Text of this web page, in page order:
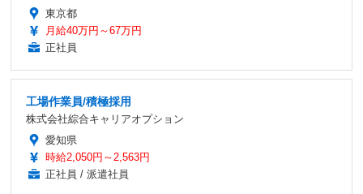
東京都
月給40万円～67万円
正社員
工場作業員/積極採用
株式会社綜合キャリアオプション
愛知県
時給2,050円～2,563円
正社員 / 派遣社員